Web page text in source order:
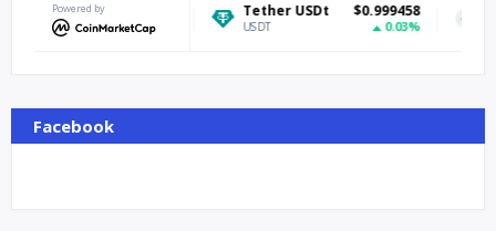
Powered by
$64,848.78
1.01%
Tether USDt $0.999458 Ethereum
ETH
Facebook